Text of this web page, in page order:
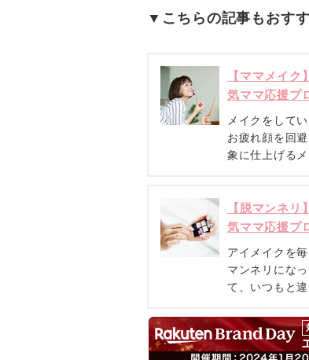
▼こちらの記事もおすす
【ママメイ
気ママ応援プ
メイクをして
お疲れ顔を回
象に仕上げる
【脱マンネ
気ママ応援プ
アイメイクを
マンネリにな
て、いつもと